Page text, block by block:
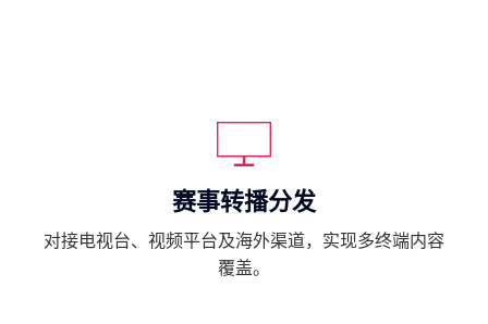
赛事转播分发
对接电视台、视频平台及海外渠道，实现多终端内容
覆盖。